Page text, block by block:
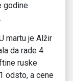
godine
martu je Alžir
da rade 4
ruske
odsto, a cene